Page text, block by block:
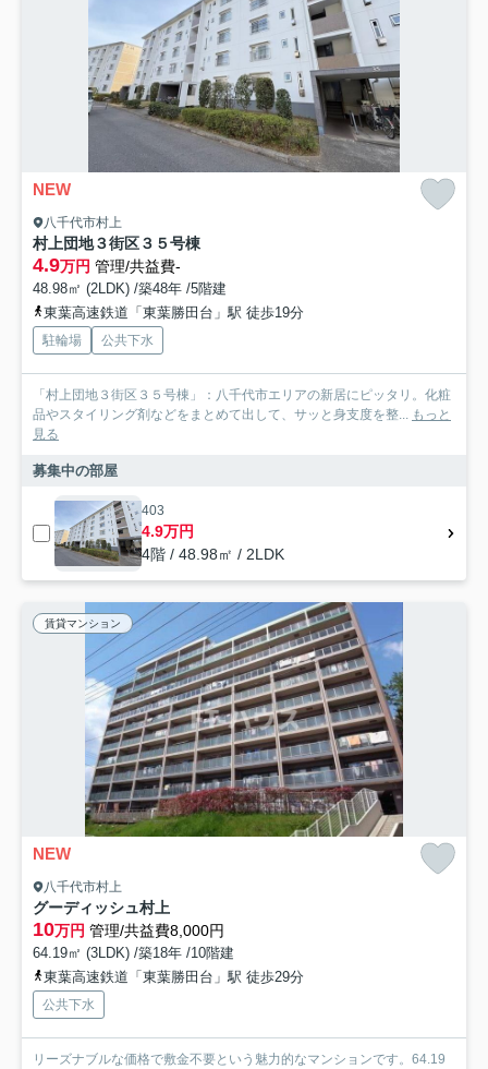
NEW
八千代市村上
村上団地３街区３５号棟
4.9万円 管理/共益費-
48.98㎡ (2LDK) /築48年 /5階建
東葉高速鉄道「東葉勝田台」駅 徒歩19分
駐輪場 公共下水
「村上団地３街区３５号棟」：八千代市エリアの新居にピッタリ。化粧
品やスタイリング剤などをまとめて出して、サッと身支度を整... もっと
見る
募集中の部屋
403
4.9万円
4階 / 48.98㎡ / 2LDK
賃貸マンション
NEW
八千代市村上
グーディッシュ村上
10万円 管理/共益費8,000円
64.19㎡ (3LDK) /築18年 /10階建
東葉高速鉄道「東葉勝田台」駅 徒歩29分
公共下水
リーズナブルな価格で敷金不要という魅力的なマンションです。64.19